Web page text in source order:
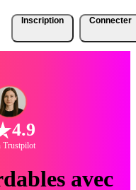
Inscription Connecter
4.9
Trustpilot
avec